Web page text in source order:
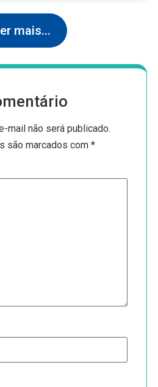
mais...
mail não será publicado.
são marcados com*